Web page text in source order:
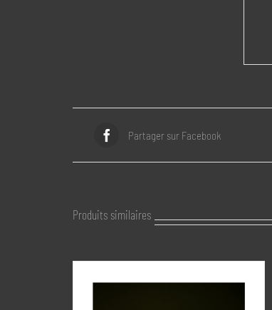
Partager sur Facebook
Produits similaires